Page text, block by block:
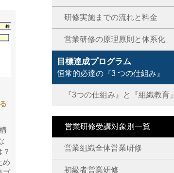
め
研修実施までの流れと料金
営業研修の原理原則と体系化
目標達成プログラム
恒常的必達の『3 つの仕組み』
『3つの仕組み』と『組織教育』
営業研修受講対象別一覧
営業組織全体営業研修
初級者営業研修